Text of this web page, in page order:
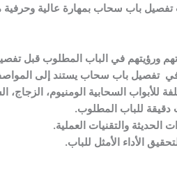
باب سحاب بمهارة عالية وحرفية
ورؤيتهم في الباب المطلوب قبل
تفصيل باب سحاب يستند إلى
السحابية الومنيوم، الزجاج،
للباب المطلوب.
الحديثة والتقنيات العملية.
الأداء الأمثل للباب.